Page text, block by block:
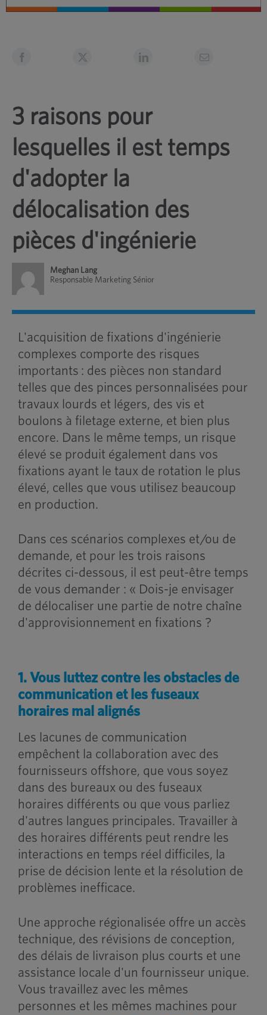
3 raisons pour
lesquelles il est temps
d'adopter la
délocalisation des
pièces d'ingénierie
Meghan Lang
Responsable Marketing Sénior
L'acquisition de fixations d'ingénierie
complexes comporte des risques
importants : des pièces non standard
telles que des pinces personnalisées pour
travaux lourds et légers, des vis et
boulons à filetage externe, et bien plus
encore. Dans le même temps, un risque
élevé se produit également dans vos
fixations ayant le taux de rotation le plus
élevé, celles que vous utilisez beaucoup
en production.
Dans ces scénarios complexes et/ou de
demande, et pour les trois raisons
décrites ci-dessous, il est peut-être temps
de vous demander : « Dois-je envisager
de délocaliser une partie de notre chaîne
d'approvisionnement en fixations ?
1. Vous luttez contre les obstacles de
communication et les fuseaux
horaires mal alignés
Les lacunes de communication
empêchent la collaboration avec des
fournisseurs offshore, que vous soyez
dans des bureaux ou des fuseaux
horaires différents ou que vous parliez
d'autres langues principales. Travailler à
des horaires différents peut rendre les
interactions en temps réel difficiles, la
prise de décision lente et la résolution de
problèmes inefficace.
Une approche régionalisée offre un accès
technique, des révisions de conception,
des délais de livraison plus courts et une
assistance locale d'un fournisseur unique.
Vous travaillez avec les mêmes
personnes et les mêmes machines pour